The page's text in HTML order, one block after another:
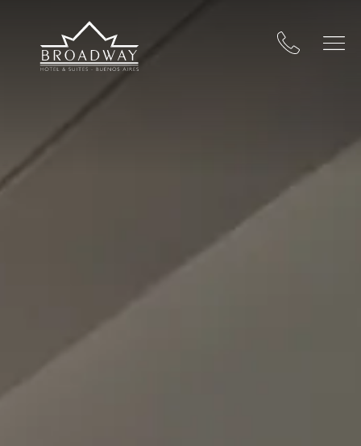
Broadway Hotel & Suites